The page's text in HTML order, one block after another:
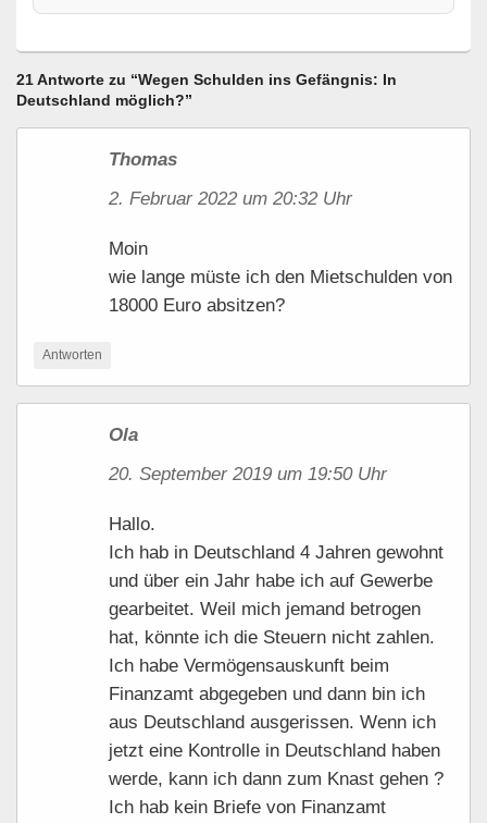
21 Antworte zu “Wegen Schulden ins Gefängnis: In
Deutschland möglich?”
Thomas
2. Februar 2022 um 20:32 Uhr
Moin
wie lange müste ich den Mietschulden von
18000 Euro absitzen?
Antworten
Ola
20. September 2019 um 19:50 Uhr
Hallo.
Ich hab in Deutschland 4 Jahren gewohnt
und über ein Jahr habe ich auf Gewerbe
gearbeitet. Weil mich jemand betrogen
hat, könnte ich die Steuern nicht zahlen.
Ich habe Vermögensauskunft beim
Finanzamt abgegeben und dann bin ich
aus Deutschland ausgerissen. Wenn ich
jetzt eine Kontrolle in Deutschland haben
werde, kann ich dann zum Knast gehen ?
Ich hab kein Briefe von Finanzamt